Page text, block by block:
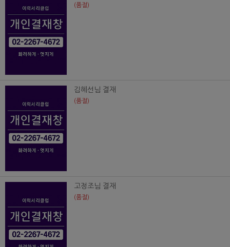
(품절)
김혜선님 결재
(품절)
고정조님 결재
(품절)